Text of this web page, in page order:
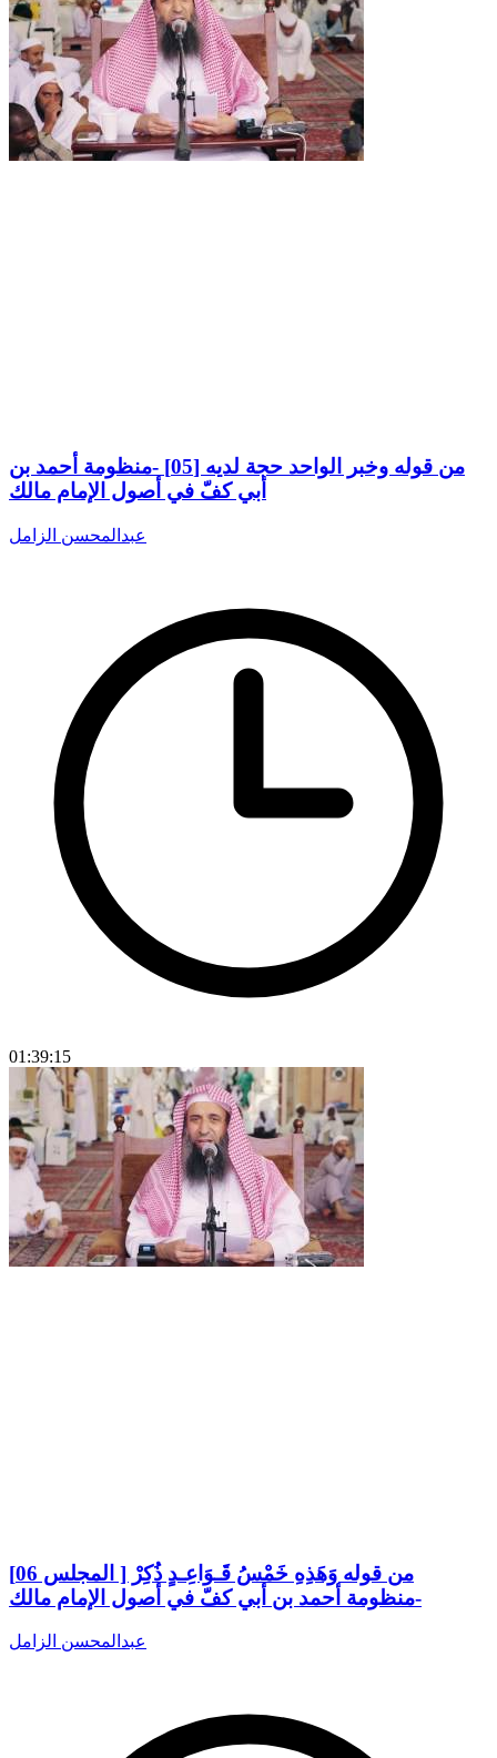
من قوله وخبر الواحد حجة لديه [05] -منظومة أحمد بن
أبي كفّ في أصول الإمام مالك
عبدالمحسن الزامل
01:39:15
من قوله وَهَذِهِ خَمْسُ قَـوَاعِـدٍ ذُكِرْ [ المجلس 06]
-منظومة أحمد بن أبي كفّ في أصول الإمام مالك
عبدالمحسن الزامل